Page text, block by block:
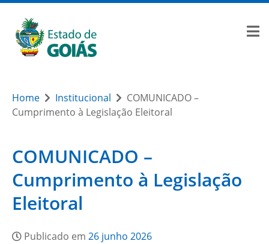
Home Institucional
COMUNICADO –
Cumprimento à Legislação Eleitoral
COMUNICADO –
Cumprimento à Legislação
Eleitoral
Publicado em 26 junho 2026